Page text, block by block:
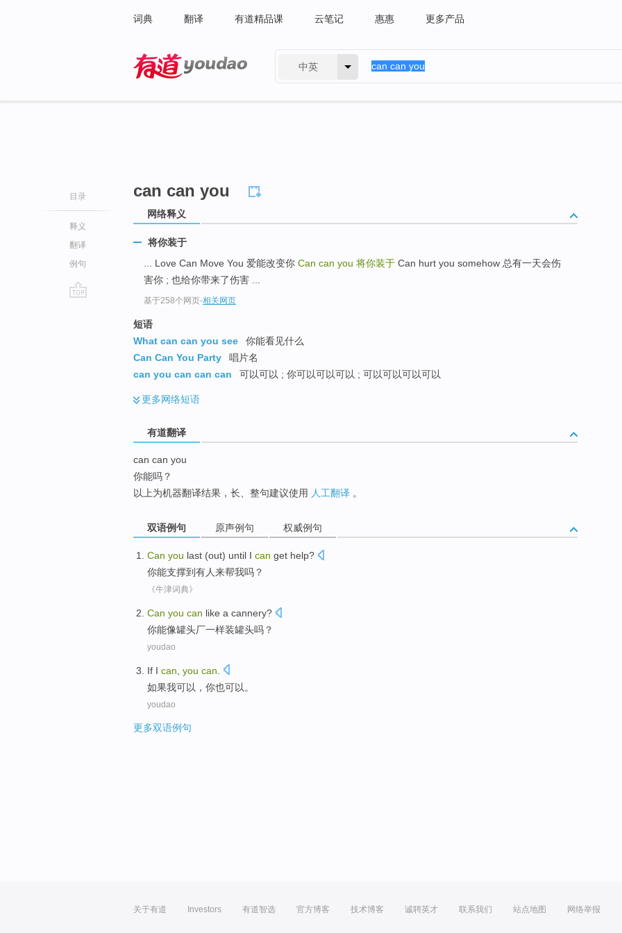
词典 翻译 有道精品课 云笔记 惠惠 更多产品
中英
目录
释义
翻译
例句
can can you
网络释义
将你装于
... Love Can Move You 爱能改变你 Can can you 将你装于 Can hurt you somehow 总有一天会伤
害你 ; 也给你带来了伤害 ...
基于258个网页-相关网页
短语
What can can you see
你能看见什么
Can Can You Party
唱片名
can you can can can
可以可以 ; 你可以可以可以 ; 可以可以可以可以
更多网络短语
有道翻译
can can you
你能吗？
以上为机器翻译结果，长、整句建议使用 人工翻译 。
双语例句 原声例句 权威例句
Can you last (out) until I can get help?
你能支撑到有人来帮我吗？
《牛津词典》
Can you can like a cannery?
你能像罐头厂一样装罐头吗？
youdao
If I can you can
如果我可以 ， 你也可以。
youdao
更多双语例句
关于有道 Investors 有道智选 官方博客 技术博客 诚聘英才 联系我们 站点地图 网络举报